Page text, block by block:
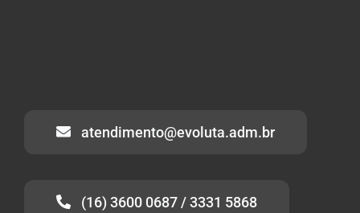
atendimento@evoluta.adm.br
(16) 3600 0687 / 3331 5868